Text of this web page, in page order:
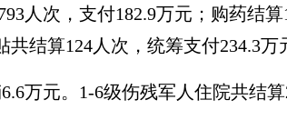
人次，支付182.9万元；购药结算
结算124人次，统筹支付234.3万
万元。1-6级伤残军人住院共结